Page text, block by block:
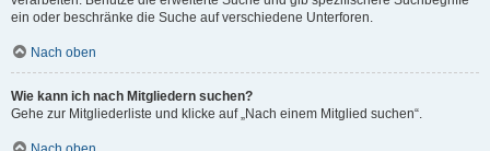
ein oder beschränke die Suche auf verschiedene Unterforen.
Nach oben
Wie kann ich nach Mitgliedern suchen?
Gehe zur Mitgliederliste und klicke auf „Nach einem Mitglied suchen“.